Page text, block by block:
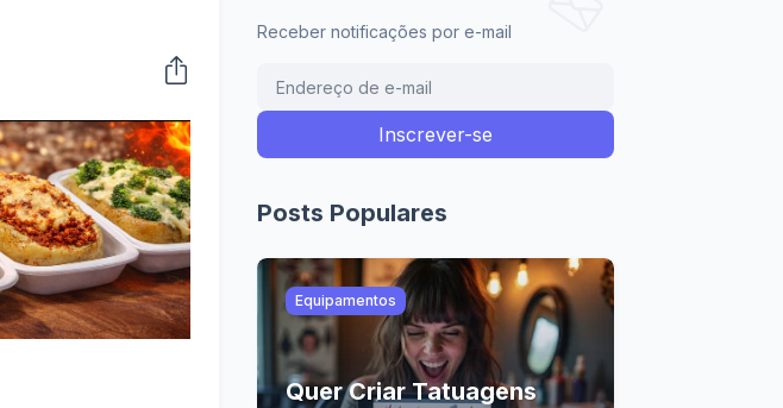
Receber notificações por e-mail
Posts Populares
Equipamentos
Quer Criar Tatuagens